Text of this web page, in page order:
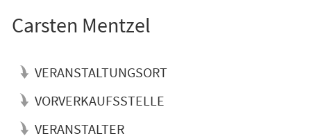
Carsten Mentzel
VERANSTALTUNGSORT
VORVERKAUFSSTELLE
VERANSTALTER